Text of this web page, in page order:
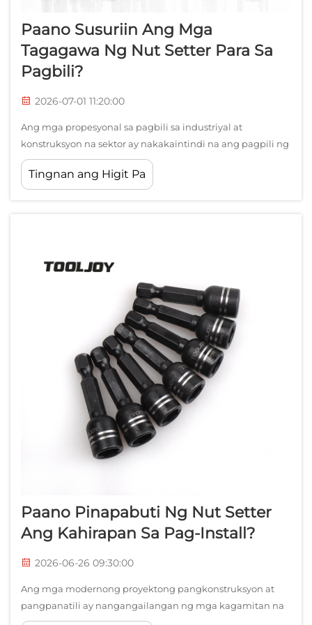
Paano Susuriin Ang Mga
Tagagawa Ng Nut Setter Para Sa
Pagbili?
2026-07-01 11:20:00
Ang mga propesyonal sa pagbili sa industriyal at
konstruksyon na sektor ay nakakaintindi na ang pagpili ng
tamang manufacturer ng nut setter ay maaaring
makaimpluwensya nang malaki sa kahusayan at gastos ng
Tingnan ang Higit Pa
Paano Pinapabuti Ng Nut Setter
Ang Kahirapan Sa Pag-Install?
2026-06-26 09:30:00
Ang mga modernong proyektong pangkonstruksyon at
pangpanatili ay nangangailangan ng mga kagamitan na
nagmamaksima sa kahusayan habang pinapanatili ang